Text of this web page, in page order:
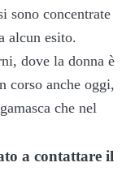
sono concentrate
alcun esito.
dove la donna è
corso anche oggi,
che nel
a contattare il